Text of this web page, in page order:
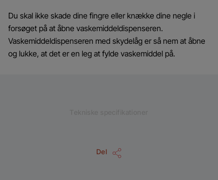
Du skal ikke skade dine fingre eller knække dine negle i
forsøget på at åbne vaskemiddeldispenseren.
Vaskemiddeldispenseren med skydelåg er så nem at åbne
og lukke, at det er en leg at fylde vaskemiddel på.
Del